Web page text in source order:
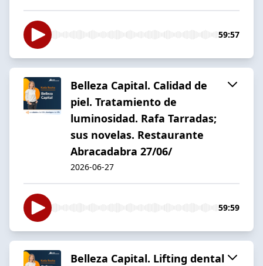
59:57
Belleza Capital. Calidad de
piel. Tratamiento de
luminosidad. Rafa Tarradas;
sus novelas. Restaurante
Abracadabra 27/06/
2026-06-27
59:59
Belleza Capital. Lifting dental